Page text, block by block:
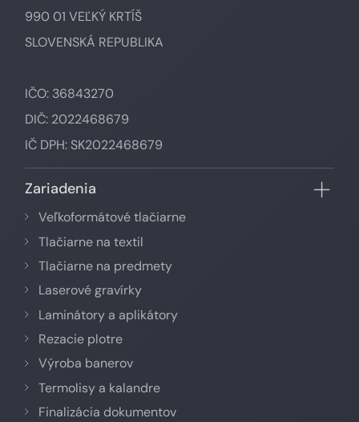
990 01 VEĽKÝ KRTÍŠ
SLOVENSKÁ REPUBLIKA
IČO: 36843270
DIČ: 2022468679
IČ DPH: SK2022468679
Zariadenia
Veľkoformátové tlačiarne
Tlačiarne na textil
Tlačiarne na predmety
Laserové gravírky
Laminátory a aplikátory
Rezacie plotre
Výroba banerov
Termolisy a kalandre
Finalizácia dokumentov